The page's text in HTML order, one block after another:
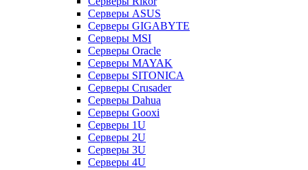
Серверы ASUS
Серверы GIGABYTE
Серверы MSI
Серверы Oracle
Серверы MAYAK
Серверы SITONICA
Серверы Crusader
Серверы Dahua
Серверы Gooxi
Серверы 1U
Серверы 2U
Серверы 3U
Серверы 4U